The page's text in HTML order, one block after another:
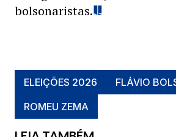
bolsonaristas.
ELEIÇÕES 2026
FLÁVIO
ROMEU ZEMA